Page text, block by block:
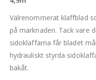
Välrenommerat klaffblad
på marknaden. Tack vare
sidoklaffarna får bladet
hydrauliskt styrda
bakåt.